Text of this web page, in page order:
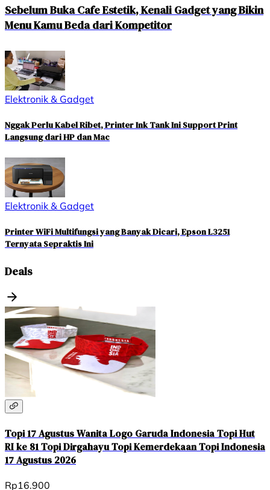
Sebelum Buka Cafe Estetik, Kenali Gadget yang Bikin
Menu Kamu Beda dari Kompetitor
Elektronik & Gadget
Nggak Perlu Kabel Ribet, Printer Ink Tank Ini Support Print
Langsung dari HP dan Mac
Elektronik & Gadget
Printer WiFi Multifungsi yang Banyak Dicari, Epson L3251
Ternyata Sepraktis Ini
Deals
Topi 17 Agustus Wanita Logo Garuda Indonesia Topi Hut
RI ke 81 Topi Dirgahayu Topi Kemerdekaan Topi Indonesia
17 Agustus 2026
Rp16.900